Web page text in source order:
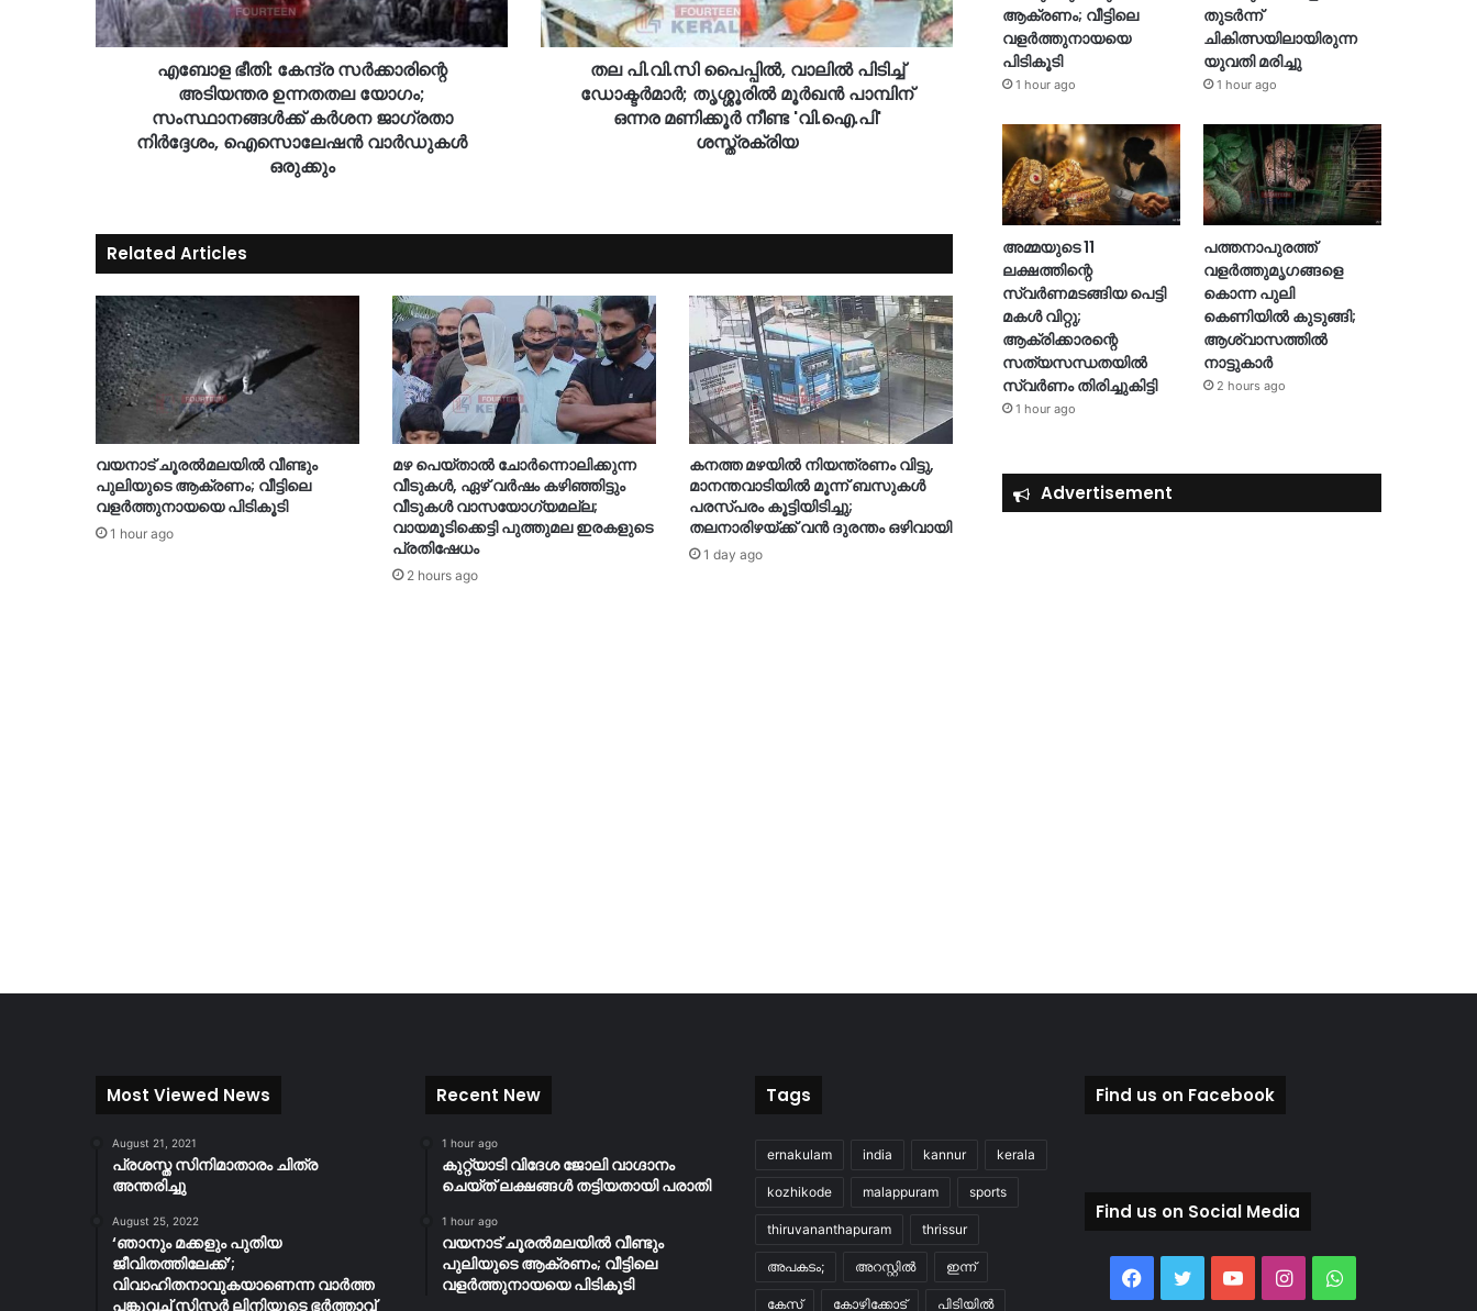
എബോള ഭീതി: കേന്ദ്ര സർക്കാരിന്റെ
അടിയന്തര ഉന്നതതല യോഗം;
സംസ്ഥാനങ്ങൾക്ക് കർശന ജാഗ്രതാ
നിർദ്ദേശം, ഐസൊലേഷൻ വാർഡുകൾ
ഒരുക്കും
തല പി.വി.സി പൈപ്പിൽ, വാലിൽ പിടിച്ച്
ഡോക്ടർമാർ; തൃശ്ശൂരിൽ മൂർഖൻ പാമ്പിന്
ഒന്നര മണിക്കൂർ നീണ്ട 'വി.ഐ.പി'
ശസ്ത്രക്രിയ
Related Articles
വയനാട് ചൂരൽമലയിൽ വീണ്ടും
പുലിയുടെ ആക്രണം; വീട്ടിലെ
വളർത്തുനായയെ പിടികൂടി
1 hour ago
മഴ പെയ്താൽ ചോർന്നൊലിക്കുന്ന
വീടുകൾ, ഏഴ് വർഷം കഴിഞ്ഞിട്ടും
വീടുകൾ വാസയോഗ്യമല്ല;
വായമൂടിക്കെട്ടി പുത്തുമല ഇരകളുടെ
പ്രതിഷേധം
2 hours ago
കനത്ത മഴയിൽ നിയന്ത്രണം വിട്ടു,
മാനന്തവാടിയിൽ മൂന്ന് ബസുകൾ
പരസ്പരം കൂട്ടിയിടിച്ചു;
തലനാരിഴയ്ക്ക് വൻ ദുരന്തം ഒഴിവായി
1 day ago
ആക്രണം; വീട്ടിലെ
വളർത്തുനായയെ
പിടികൂടി
1 hour ago
തുടർന്ന്
ചികിത്സയിലായിരുന്ന
യുവതി മരിച്ചു
1 hour ago
അമ്മയുടെ 11
ലക്ഷത്തിന്റെ
സ്വർണമടങ്ങിയ പെട്ടി
മകൾ വിറ്റു;
ആക്രിക്കാരന്റെ
സത്യസന്ധതയിൽ
സ്വർണം തിരിച്ചുകിട്ടി
1 hour ago
പത്തനാപുരത്ത്
വളർത്തുമൃഗങ്ങളെ
കൊന്ന പുലി
കെണിയിൽ കുടുങ്ങി;
ആശ്വാസത്തിൽ
നാട്ടുകാർ
2 hours ago
Advertisement
Most Viewed News
August 21, 2021
പ്രശസ്ത സിനിമാതാരം ചിത്ര
അന്തരിച്ചു
August 25, 2022
‘ഞാനും മക്കളും പുതിയ
ജീവിതത്തിലേക്ക്’;
വിവാഹിതനാവുകയാണെന്ന വാർത്ത
പങ്കുവച്ച് സിസ്റ്റർ ലിനിയുടെ ഭർത്താവ്
Recent New
1 hour ago
കുറ്റ്യാടി വിദേശ ജോലി വാഗ്ദാനം
ചെയ്ത് ലക്ഷങ്ങൾ തട്ടിയതായി പരാതി
1 hour ago
വയനാട് ചൂരൽമലയിൽ വീണ്ടും
പുലിയുടെ ആക്രണം; വീട്ടിലെ
വളർത്തുനായയെ പിടികൂടി
Tags
ernakulam india kannur kerala
kozhikode malappuram sports
thiruvananthapuram thrissur
അപകടം; അറസ്റ്റിൽ ഇന്ന്
കേസ് കോഴിക്കോട് പിടിയിൽ
Find us on Facebook
Find us on Social Media
Facebook
TwitterYouTubeInstagramWhatsApp